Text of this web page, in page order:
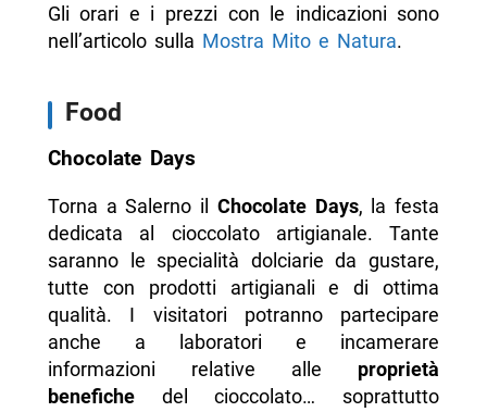
Gli orari e i prezzi con le indicazioni sono
nell’articolo sulla Mostra Mito e Natura.
Food
Chocolate Days
Torna a Salerno il Chocolate Days, la festa
dedicata al cioccolato artigianale. Tante
saranno le specialità dolciarie da gustare,
tutte con prodotti artigianali e di ottima
qualità. I visitatori potranno partecipare
anche a laboratori e incamerare
informazioni relative alle proprietà
benefichedel cioccolato… soprattutto